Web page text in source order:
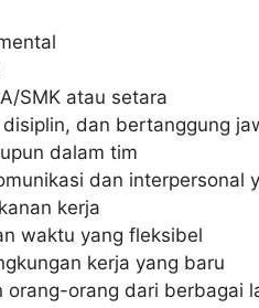
SMK atau setara
dan bertanggung
dalam tim
dan interpersonal
kerja
waktu yang fleksibel
kerja yang baru
orang dari berbagai